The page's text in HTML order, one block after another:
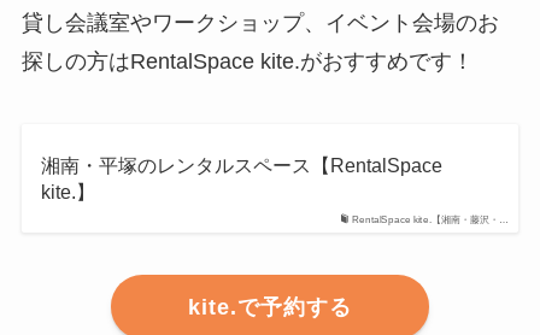
貸し会議室やワークショップ、イベント会場のお
探しの方はRentalSpace kite.がおすすめです！
RentalSpace kite.【湘南・藤沢・…
湘南・平塚のレンタルスペース【RentalSpace
kite.】
kite.で予約する